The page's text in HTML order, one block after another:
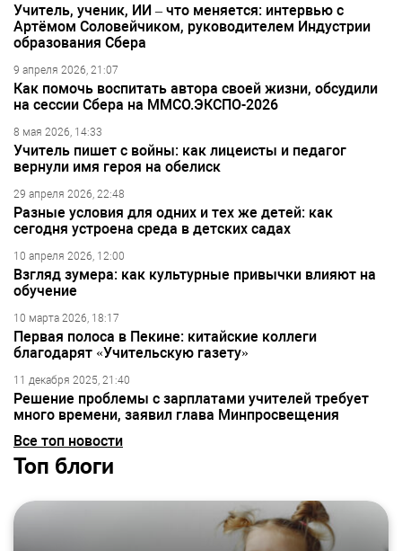
Учитель, ученик, ИИ – что меняется: интервью с
Артёмом Соловейчиком, руководителем Индустрии
образования Сбера
9 апреля 2026, 21:07
Как помочь воспитать автора своей жизни, обсудили
на сессии Сбера на ММСО.ЭКСПО-2026
8 мая 2026, 14:33
Учитель пишет с войны: как лицеисты и педагог
вернули имя героя на обелиск
29 апреля 2026, 22:48
Разные условия для одних и тех же детей: как
сегодня устроена среда в детских садах
10 апреля 2026, 12:00
Взгляд зумера: как культурные привычки влияют на
обучение
10 марта 2026, 18:17
Первая полоса в Пекине: китайские коллеги
благодарят «Учительскую газету»
11 декабря 2025, 21:40
Решение проблемы с зарплатами учителей требует
много времени, заявил глава Минпросвещения
Все топ новости
Топ блоги